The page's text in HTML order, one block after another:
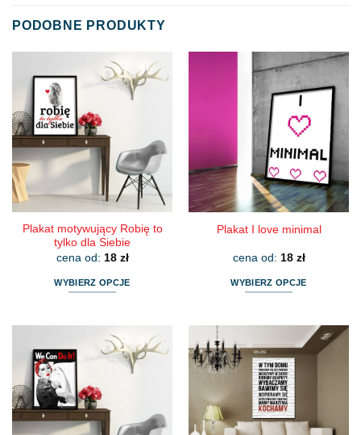
PODOBNE PRODUKTY
Plakat motywujący Robię to
tylko dla Siebie
cena od: 18 zł
WYBIERZ OPCJE
wiele
wariantów.
Opcje
można
wybrać
Plakat I love minimal
cena od: 18 zł
WYBIERZ OPCJE
wiele
wariantów.
Opcje
można
wybrać